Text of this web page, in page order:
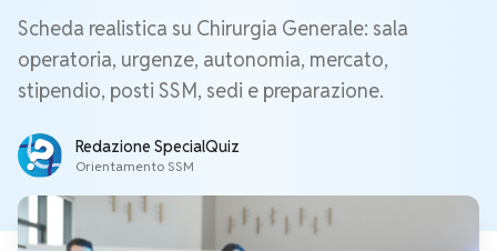
Scheda realistica su Chirurgia Generale: sala
operatoria, urgenze, autonomia, mercato,
stipendio, posti SSM, sedi e preparazione.
Redazione SpecialQuiz
Orientamento SSM